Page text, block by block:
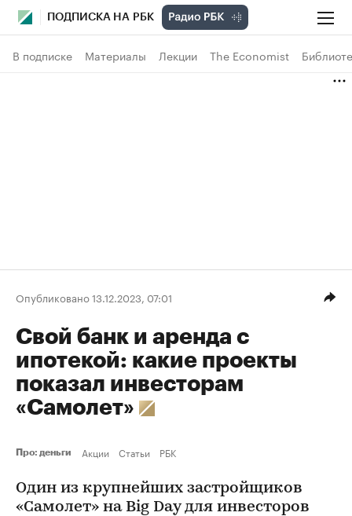
ПОДПИСКА НА РБК
В подписке Материалы Лекции The Economist
Опубликовано 13.12.2023, 07:01
Свой банк и аренда с
ипотекой: какие проекты
показал инвесторам
«Самолет»
Про: деньги Акции Статьи РБК
Один из крупнейших застройщиков
«Самолет» на Big Day для инвесторов